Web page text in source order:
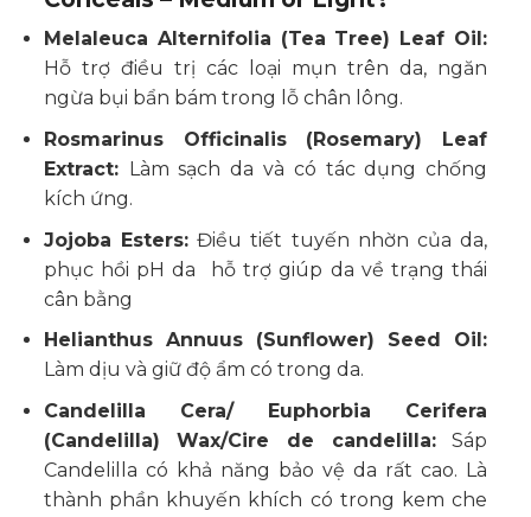
Melaleuca Alternifolia (Tea Tree) Leaf Oil:
Hỗ trợ điều trị các loại mụn trên da, ngăn
ngừa bụi bẩn bám trong lỗ chân lông.
Rosmarinus Officinalis (Rosemary) Leaf
Extract: Làm sạch da và có tác dụng chống
kích ứng.
Jojoba Esters: Điều tiết tuyến nhờn của da,
phục hồi pH da hỗ trợ giúp da về trạng thái
cân bằng
Helianthus Annuus (Sunflower) Seed Oil:
Làm dịu và giữ độ ẩm có trong da.
Candelilla Cera/ Euphorbia Cerifera
(Candelilla) Wax/Cire de candelilla:Sáp
Candelilla có khả năng bảo vệ da rất cao. Là
thành phần khuyến khích có trong kem che